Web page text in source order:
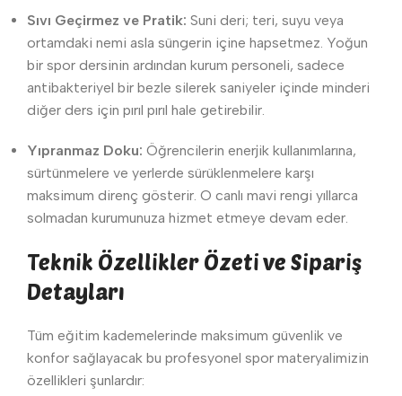
Sıvı Geçirmez ve Pratik: Suni deri; teri, suyu veya
ortamdaki nemi asla süngerin içine hapsetmez. Yoğun
bir spor dersinin ardından kurum personeli, sadece
antibakteriyel bir bezle silerek saniyeler içinde minderi
diğer ders için pırıl pırıl hale getirebilir.
Yıpranmaz Doku: Öğrencilerin enerjik kullanımlarına,
sürtünmelere ve yerlerde sürüklenmelere karşı
maksimum direnç gösterir. O canlı mavi rengi yıllarca
solmadan kurumunuza hizmet etmeye devam eder.
Teknik Özellikler Özeti ve Sipariş
Detayları
Tüm eğitim kademelerinde maksimum güvenlik ve
konfor sağlayacak bu profesyonel spor materyalimizin
özellikleri şunlardır: